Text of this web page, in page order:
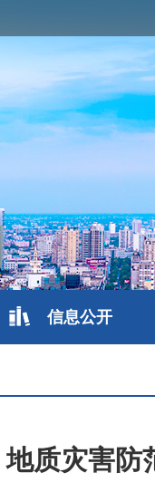
信息公开
质灾害防